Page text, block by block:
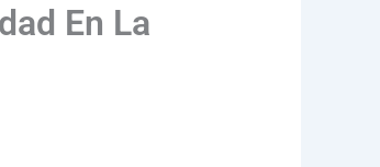
En La